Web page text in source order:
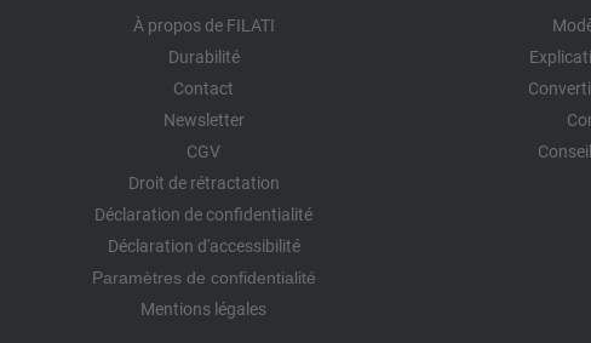
À propos de FILATI
Durabilité
Contact
Newsletter
CGV
Droit de rétractation
Déclaration de confidentialité
Déclaration d'accessibilité
Paramètres de confidentialité
Mentions légales